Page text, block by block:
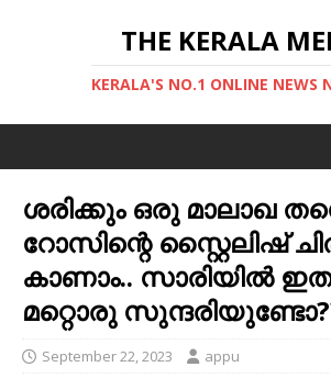
THE KERALA
KERALA'S NO.1 ONLINE NEWS
ശരിക്കും ഒരു മാലാഖ
റോസിന്റെ സ്റ്റൈലിഷ്
കാണാം.. സാരിയിൽ
മറ്റൊരു
September 22, 2023 appu